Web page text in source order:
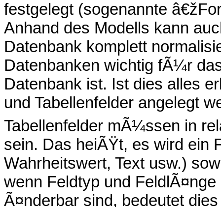
festgelegt (sogenannte
Anhand des Modells kann
Datenbank komplett
Datenbanken wichtig fÃ¼r
Datenbank ist. Ist dies alles
und Tabellenfelder angelegt
Tabellenfelder mÃ¼ssen in
sein. Das heiÃŸt, es wird ein
Wahrheitswert, Text usw.)
wenn Feldtyp und
Ã¤nderbar sind, bedeutet